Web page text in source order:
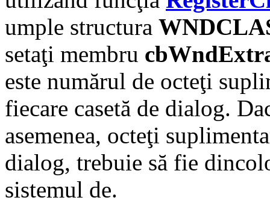
umple structura
setaţi membru
este numărul de octeţi
fiecare casetă de dialog.
asemenea, octeţi
dialog, trebuie să fie
sistemul de.